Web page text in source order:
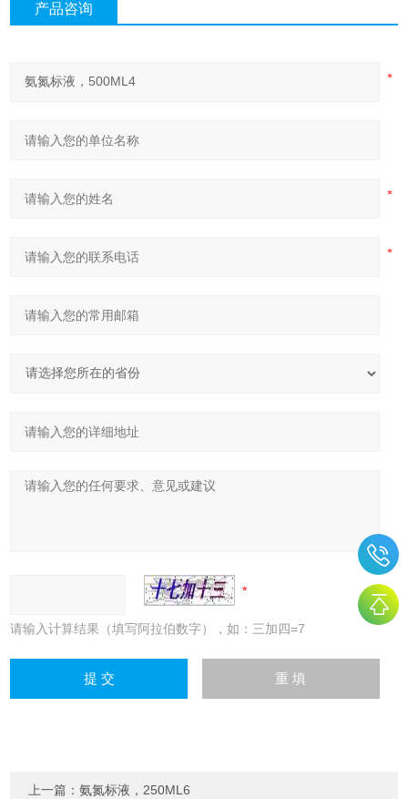
产品咨询
请输入计算结果（填写阿拉伯数字），如：三加四=7
上一篇：氨氮标液，250ML6